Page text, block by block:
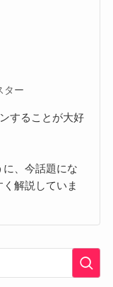
ター
することが大好
、今話題にな
解説していま